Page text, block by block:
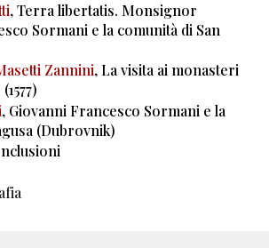
, Terra libertatis. Monsignor
Sormani e la comunità di San
Zannini, La visita ai monasteri
, Giovanni Francesco Sormani e la
(Dubrovnik)